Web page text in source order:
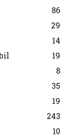
86
29
14
19
8
35
19
243
10